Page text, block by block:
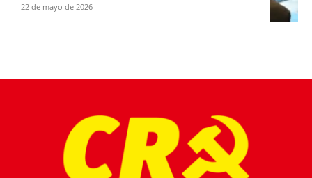
22 de mayo de 2026